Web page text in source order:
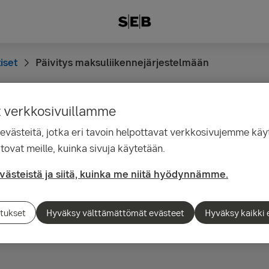
Päivitys maksuliikennejärjestelmään
8.06
tehdään päivitys 10.3.2012.
tehdään päivitys 10.3.2012.
verkkosivuillamme
jotka eri tavoin helpottavat verkkosivujemme
meille, kuinka sivuja käytetään.
ja siitä, kuinka me niitä hyödynnämme.
Hyväksy välttämättömät evästeet Hyväksy kaikki